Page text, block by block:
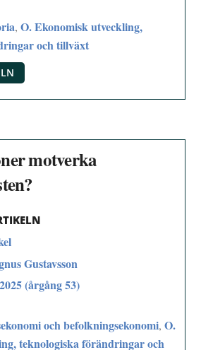
,O. Ekonomisk utveckling,
och tillväxt
motverka
Gustavsson
(årgång 53)
och befolkningsekonomi,O.
teknologiska förändringar och